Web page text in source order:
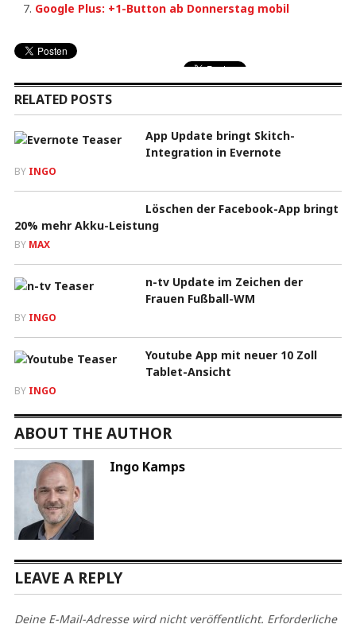
Google Plus: +1-Button ab Donnerstag mobil
RELATED POSTS
App Update bringt Skitch-
Integration in Evernote
BY INGO
Löschen der Facebook-App bringt
20% mehr Akku-Leistung
BY MAX
n-tv Update im Zeichen der
Frauen Fußball-WM
BY INGO
Youtube App mit neuer 10 Zoll
Tablet-Ansicht
BY INGO
ABOUT THE AUTHOR
Ingo Kamps
LEAVE A REPLY
Deine E-Mail-Adresse wird nicht veröffentlicht. Erforderliche